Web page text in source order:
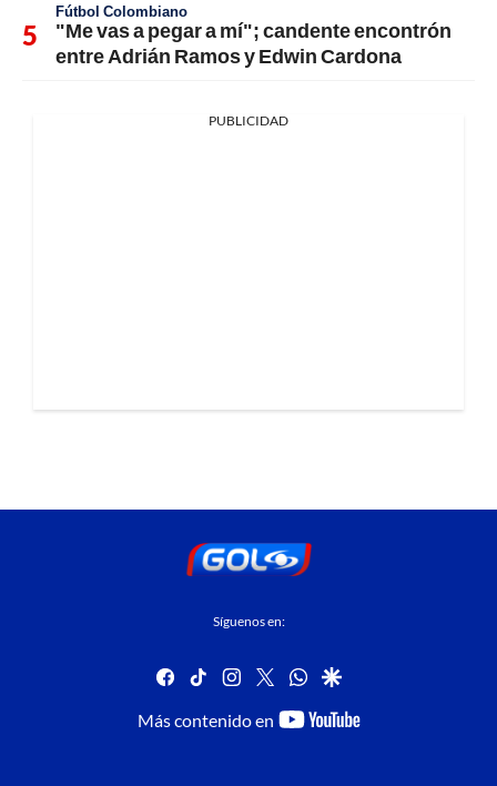
Fútbol Colombiano
"Me vas a pegar a mí"; candente encontrón
entre Adrián Ramos y Edwin Cardona
PUBLICIDAD
Síguenos en:
facebook
tiktok instagram
twitterwhatsapp
google
Más contenido en
youtube-